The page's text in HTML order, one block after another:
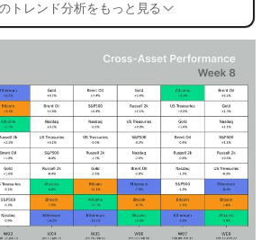
トレンド分析をもっと見る